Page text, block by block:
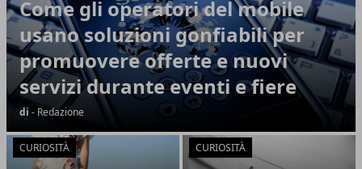
Come gli operatori del mobile
usano soluzioni gonfiabili per
promuovere offerte e nuovi
servizi durante eventi e fiere
di - Redazione
CURIOSITÀ CURIOSITÀ